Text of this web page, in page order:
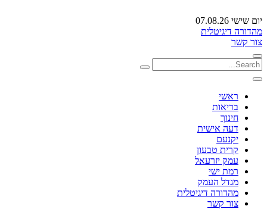
יום שישי 07.08.26
מהדורה דיגיטלית
צור קשר
ראשי
בריאות
חינוך
דעה אישית
יקנעם
קרית טבעון
עמק יזרעאל
רמת ישי
מגדל העמק
מהדורה דיגיטלית
צור קשר